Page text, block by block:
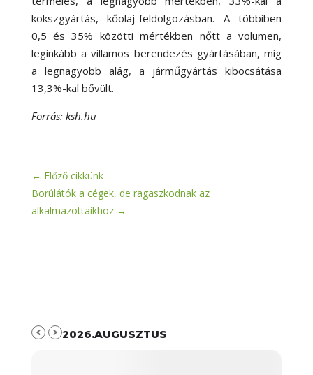
kokszgyártás, kőolaj-feldolgozásban. A többiben
0,5 és 35% közötti mértékben nőtt a volumen,
leginkább a villamos berendezés gyártásában, míg
a legnagyobb alág, a járműgyártás kibocsátása
13,3%-kal bővült.
Forrás: ksh.hu
← Előző cikkünk
Borúlátók a cégek, de ragaszkodnak az
alkalmazottaikhoz→
2026.AUGUSZTUS